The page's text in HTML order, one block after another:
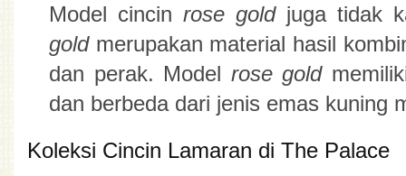
Model cincin rose gold juga tidak
gold merupakan material hasil
dan perak. Model rose gold
dan berbeda dari jenis emas kuning
Koleksi Cincin Lamaran di The Palace